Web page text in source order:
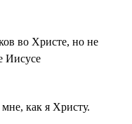
во Христе, но не
Иисусе
как я Христу.